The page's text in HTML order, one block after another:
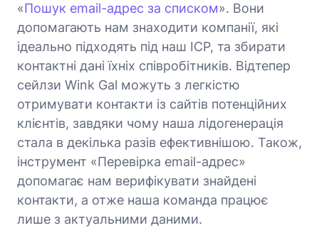
«Пошук email-адрес за списком». Вони
допомагають нам знаходити компанії, які
ідеально підходять під наш ICP, та збирати
контактні дані їхніх співробітників. Відтепер
сейлзи Wink Gal можуть з легкістю
отримувати контакти із сайтів потенційних
клієнтів, завдяки чому наша лідогенерація
стала в декілька разів ефективнішою. Також,
інструмент «Перевірка email-адрес»
допомагає нам верифікувати знайдені
контакти, а отже наша команда працює
лише з актуальними даними.